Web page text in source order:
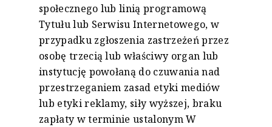
społecznego lub linią programową
Tytułu lub Serwisu Internetowego, w
przypadku zgłoszenia zastrzeżeń przez
osobę trzecią lub właściwy organ lub
instytucję powołaną do czuwania nad
przestrzeganiem zasad etyki mediów
lub etyki reklamy, siły wyższej, braku
zapłaty w terminie ustalonym W